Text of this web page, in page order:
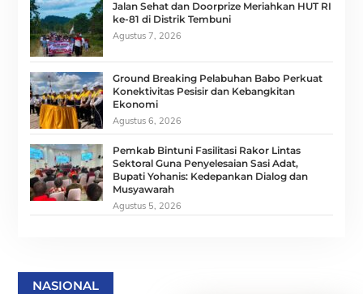
Jalan Sehat dan Doorprize Meriahkan HUT RI
ke-81 di Distrik Tembuni
Agustus 7, 2026
Ground Breaking Pelabuhan Babo Perkuat
Konektivitas Pesisir dan Kebangkitan
Ekonomi
Agustus 6, 2026
Pemkab Bintuni Fasilitasi Rakor Lintas
Sektoral Guna Penyelesaian Sasi Adat,
Bupati Yohanis: Kedepankan Dialog dan
Musyawarah
Agustus 5, 2026
NASIONAL